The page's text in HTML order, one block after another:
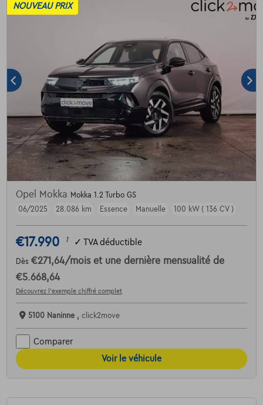
NOUVEAU PRIX
Opel Mokka Mokka 1.2 Turbo GS
06/2025
28.086 km Essence Manuelle 100 kW ( 136 CV )
€17.990 1 ✓ TVA déductible
Dès €271,64/mois et une dernière mensualité de
€5.668,64
Découvrez l’exemple chiffré complet
5100 Naninne , click2move
Comparer
Voir le véhicule